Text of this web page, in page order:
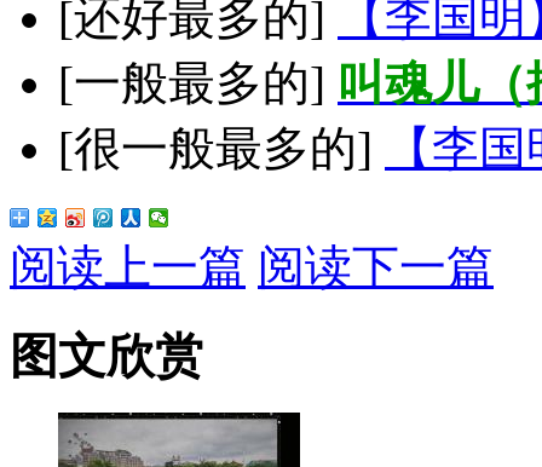
[还好最多的]
【李国
[一般最多的] 叫魂儿
[很一般最多的]
【李
阅读上一篇 阅读下一篇
图文欣赏